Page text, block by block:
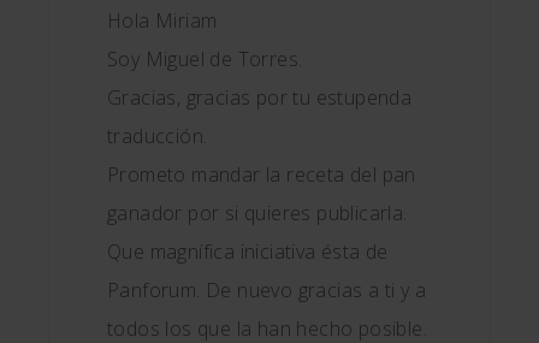
Hola Miriam
Soy Miguel de Torres.
Gracias, gracias por tu estupenda
traducción.
Prometo mandar la receta del pan
ganador por si quieres publicarla.
Que magnífica iniciativa ésta de
Panforum. De nuevo gracias a ti y a
todos los que la han hecho posible.